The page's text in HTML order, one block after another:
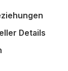
Details